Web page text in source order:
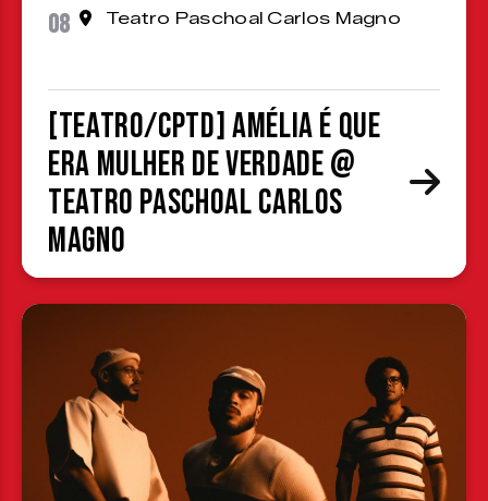
08
Teatro Paschoal Carlos Magno
[TEATRO/CPTD] Amélia é que
era mulher de verdade @
Teatro Paschoal Carlos
Magno